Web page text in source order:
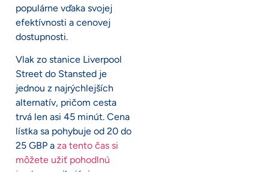
populárne vďaka svojej
efektívnosti a cenovej
dostupnosti.
Vlak zo stanice Liverpool
Street do Stansted je
jednou z najrýchlejších
alternatív, pričom cesta
trvá len asi 45 minút. Cena
lístka sa pohybuje od 20 do
25 GBP a za tento čas si
môžete užiť pohodlnú